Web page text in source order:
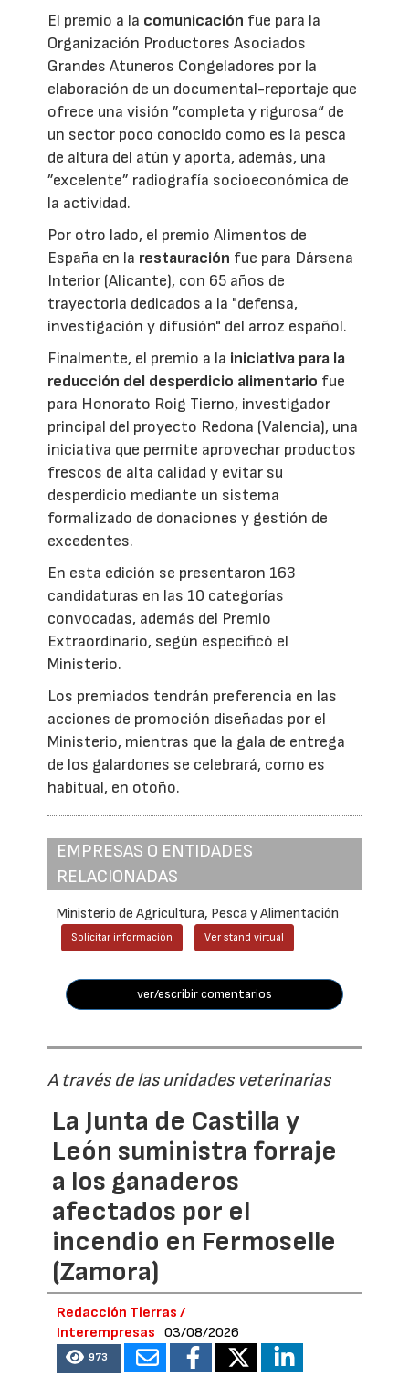
El premio a la comunicación fue para la
Organización Productores Asociados
Grandes Atuneros Congeladores por la
elaboración de un documental-reportaje que
ofrece una visión ”completa y rigurosa“ de
un sector poco conocido como es la pesca
de altura del atún y aporta, además, una
”excelente” radiografía socioeconómica de
la actividad.
Por otro lado, el premio Alimentos de
España en la restauración fue para Dársena
Interior (Alicante), con 65 años de
trayectoria dedicados a la "defensa,
investigación y difusión" del arroz español.
Finalmente, el premio a la iniciativa para la
reducción del desperdicio alimentario fue
para Honorato Roig Tierno, investigador
principal del proyecto Redona (Valencia), una
iniciativa que permite aprovechar productos
frescos de alta calidad y evitar su
desperdicio mediante un sistema
formalizado de donaciones y gestión de
excedentes.
En esta edición se presentaron 163
candidaturas en las 10 categorías
convocadas, además del Premio
Extraordinario, según especificó el
Ministerio.
Los premiados tendrán preferencia en las
acciones de promoción diseñadas por el
Ministerio, mientras que la gala de entrega
de los galardones se celebrará, como es
habitual, en otoño.
EMPRESAS O ENTIDADES
RELACIONADAS
Ministerio de Agricultura, Pesca y Alimentación
Solicitar información Ver stand virtual
ver/escribir comentarios
A través de las unidades veterinarias
La Junta de Castilla y
León suministra forraje
a los ganaderos
afectados por el
incendio en Fermoselle
(Zamora)
Redacción Tierras /
Interempresas
03/08/2026
973